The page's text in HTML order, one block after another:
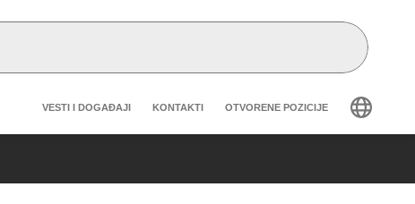
Header secondary navigation
VESTI I DOGAĐAJI KONTAKTI OTVORENE POZICIJE